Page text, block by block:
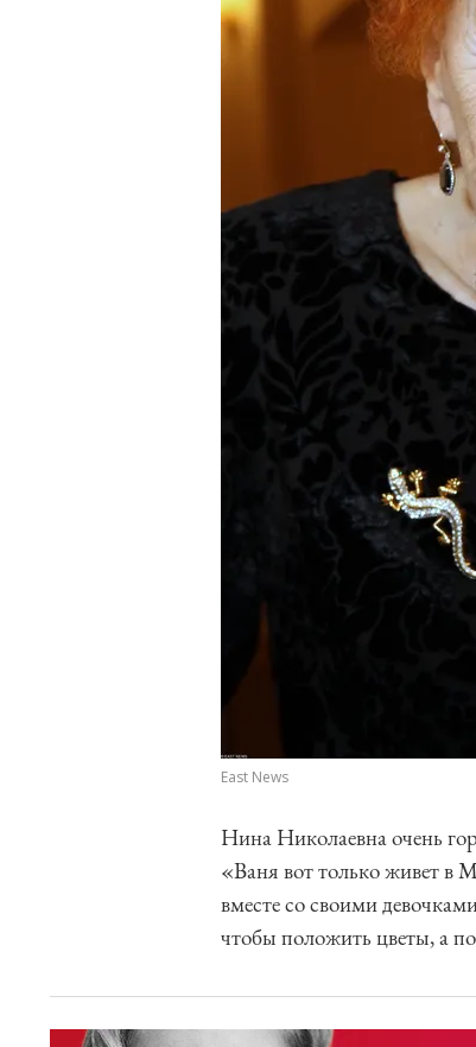
East News
Нина Николаевна очень
«Ваня вот только живет в
вместе со своими
чтобы положить цветы, а